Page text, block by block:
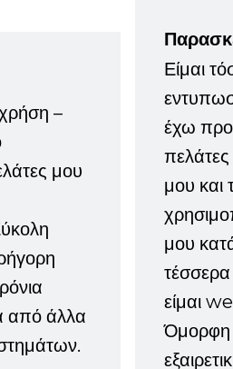
–
μου
από άλλα
Είμαι
έχω
μου και
μου
είμαι
Όμορφη